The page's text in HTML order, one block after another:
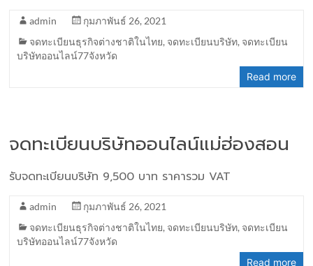
admin
กุมภาพันธ์ 26, 2021
จดทะเบียนธุรกิจต่างชาติในไทย, จดทะเบียนบริษัท, จดทะเบียน
บริษัทออนไลน์77จังหวัด
Read more
จดทะเบียนบริษัทออนไลน์แม่ฮ่องสอน
รับจดทะเบียนบริษัท 9,500 บาท ราคารวม VAT
admin
กุมภาพันธ์ 26, 2021
จดทะเบียนธุรกิจต่างชาติในไทย, จดทะเบียนบริษัท, จดทะเบียน
บริษัทออนไลน์77จังหวัด
Read more